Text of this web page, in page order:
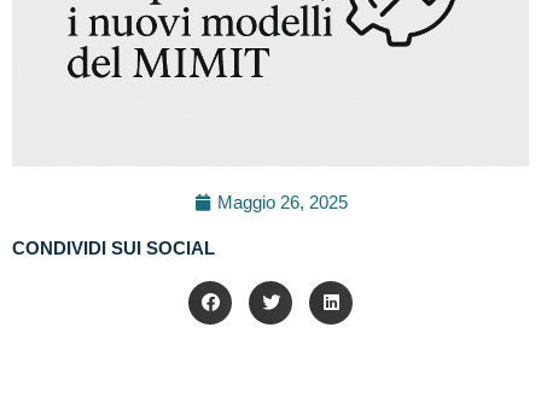
Maggio 26, 2025
CONDIVIDI SUI SOCIAL